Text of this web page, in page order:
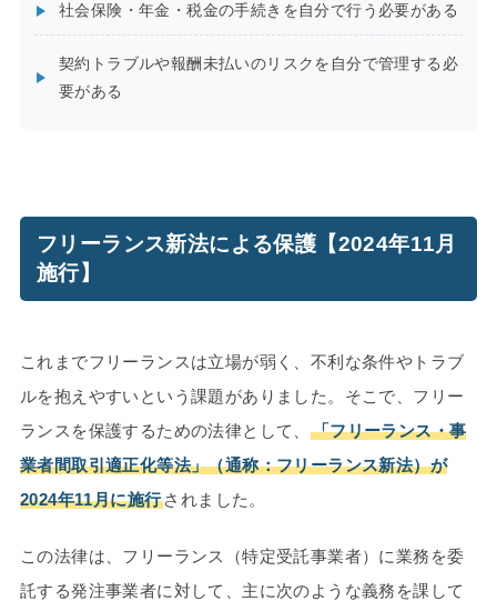
社会保険・年金・税金の手続きを自分で行う必要がある
契約トラブルや報酬未払いのリスクを自分で管理する必
要がある
フリーランス新法による保護【2024年11月
施行】
これまでフリーランスは立場が弱く、不利な条件やトラブ
ルを抱えやすいという課題がありました。そこで、フリー
ランスを保護するための法律として、
「フリーランス・事
業者間取引適正化等法」（通称：フリーランス新法）が
2024年11月に施行 されました。
この法律は、フリーランス（特定受託事業者）に業務を委
託する発注事業者に対して、主に次のような義務を課して